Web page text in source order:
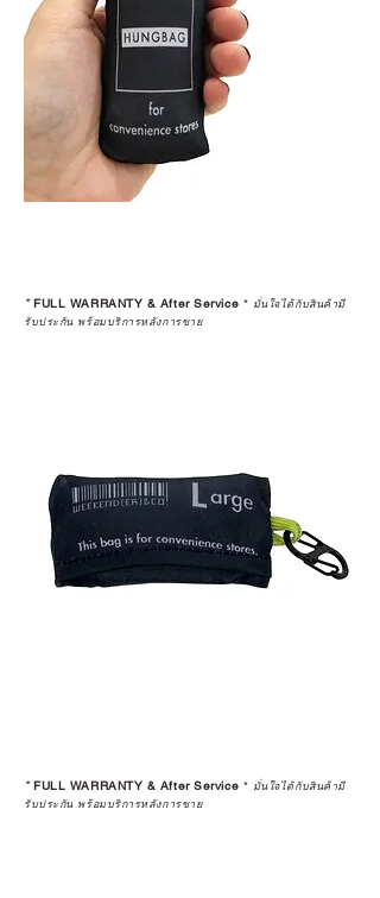
*FULL WARRANTY & After Service * มั่นใจได้กับสินค้ามี
รับประกัน พร้อมบริการหลังการขาย
*FULL WARRANTY & After Service * มั่นใจได้กับสินค้ามี
รับประกัน พร้อมบริการหลังการขาย